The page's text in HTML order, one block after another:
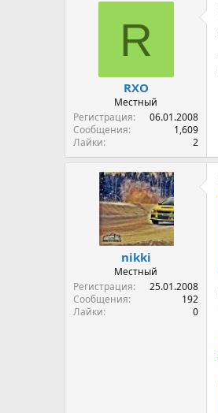
R
RXO
Местный
Регистрация
06.01.2008
Сообщения
1,609
Лайки
2
nikki
Местный
Регистрация
25.01.2008
Сообщения
192
Лайки
0